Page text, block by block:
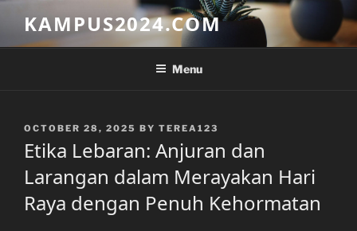
content
KAMPUS2024.COM
Menu
POSTED
OCTOBER 28, 2025 BY TEREA123
Etika Lebaran: Anjuran dan
Larangan dalam Merayakan Hari
Raya dengan Penuh Kehormatan